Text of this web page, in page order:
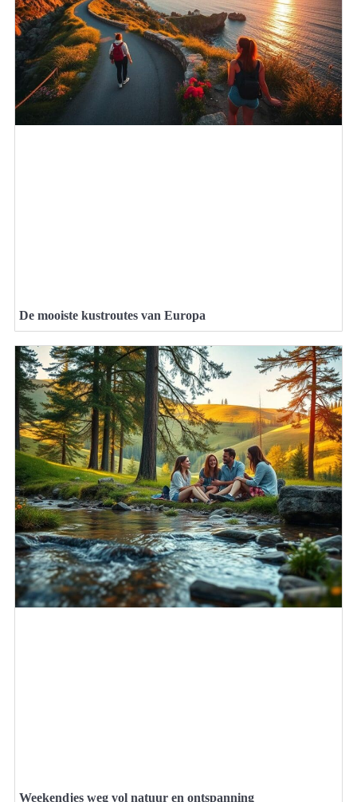
De mooiste kustroutes van Europa
Weekendjes weg vol natuur en ontspanning